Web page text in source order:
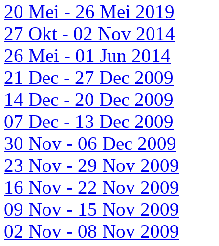
20 Mei - 26 Mei 2019
27 Okt - 02 Nov 2014
26 Mei - 01 Jun 2014
21 Dec - 27 Dec 2009
14 Dec - 20 Dec 2009
07 Dec - 13 Dec 2009
30 Nov - 06 Dec 2009
23 Nov - 29 Nov 2009
16 Nov - 22 Nov 2009
09 Nov - 15 Nov 2009
02 Nov - 08 Nov 2009